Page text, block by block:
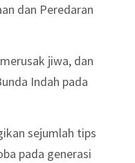
dan Peredaran
jiwa, dan
Indah pada
sejumlah tips
pada generasi